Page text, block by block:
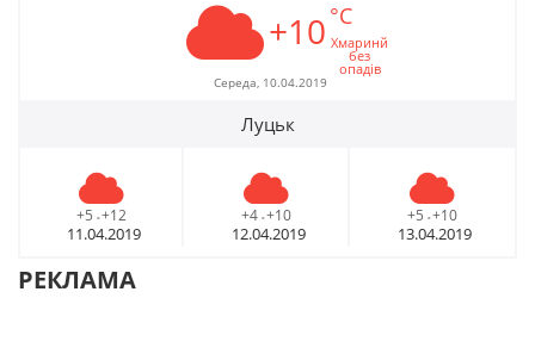
+10 °C
Хмаринй
без
опадів
Середа, 10.04.2019
Луцьк
+5 - +12
11.04.2019
+4 - +10
12.04.2019
+5 - +10
13.04.2019
РЕКЛАМА